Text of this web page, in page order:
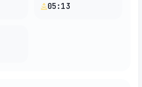
05:13